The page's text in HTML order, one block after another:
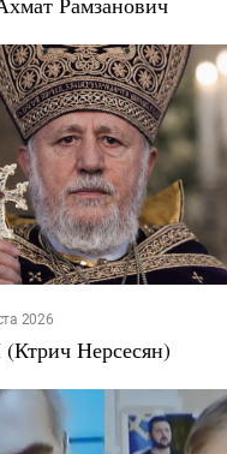
2026
Нерсесян)